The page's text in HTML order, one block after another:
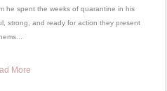
he spent the weeks of quarantine in his
strong, and ready for action they present
More